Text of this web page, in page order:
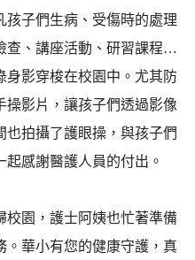
孩子們生病、受傷時的處理
查、講座活動、研習課程…
身影穿梭在校園中。尤其防
操影片，讓孩子們透過影像
也拍攝了護眼操，與孩子們
感謝醫護人員的付出。
校園，護士阿姨也忙著準備
。華小有您的健康守護，真